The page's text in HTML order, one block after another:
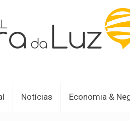
Notícias Economia &